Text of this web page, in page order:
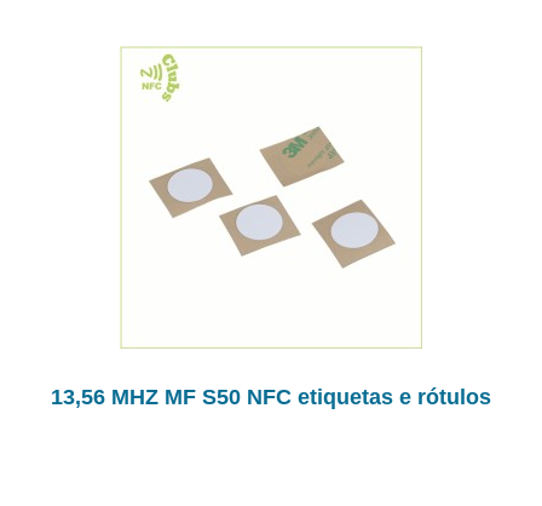
13,56 MHZ MF S50 NFC etiquetas e rótulos